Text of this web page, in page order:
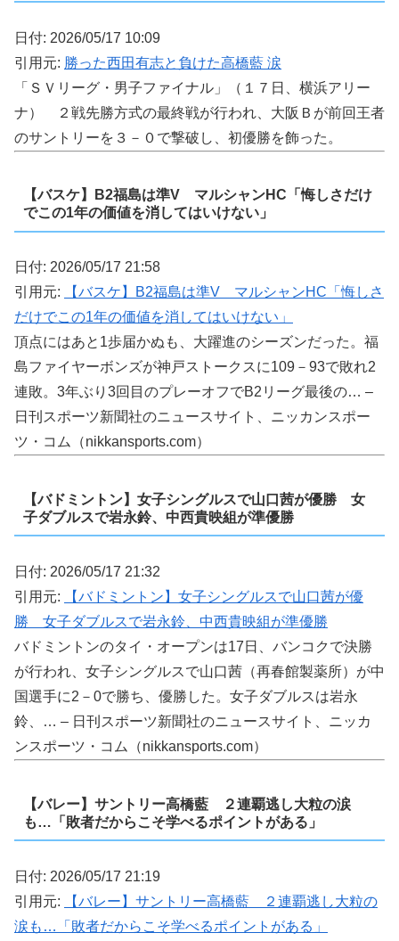
日付: 2026/05/17 10:09
引用元: 勝った西田有志と負けた高橋藍 涙
「ＳＶリーグ・男子ファイナル」（１７日、横浜アリー
ナ） ２戦先勝方式の最終戦が行われ、大阪Ｂが前回王者
のサントリーを３－０で撃破し、初優勝を飾った。
【バスケ】B2福島は準V マルシャンHC「悔しさだけ
でこの1年の価値を消してはいけない」
日付: 2026/05/17 21:58
引用元:
【バスケ】B2福島は準V マルシャンHC「悔しさ
だけでこの1年の価値を消してはいけない」
頂点にはあと1歩届かぬも、大躍進のシーズンだった。福
島ファイヤーボンズが神戸ストークスに109－93で敗れ2
連敗。3年ぶり3回目のプレーオフでB2リーグ最後の… –
日刊スポーツ新聞社のニュースサイト、ニッカンスポー
ツ・コム（nikkansports.com）
【バドミントン】女子シングルスで山口茜が優勝 女
子ダブルスで岩永鈴、中西貴映組が準優勝
日付: 2026/05/17 21:32
引用元:
【バドミントン】女子シングルスで山口茜が優
勝 女子ダブルスで岩永鈴、中西貴映組が準優勝
バドミントンのタイ・オープンは17日、バンコクで決勝
が行われ、女子シングルスで山口茜（再春館製薬所）が中
国選手に2－0で勝ち、優勝した。女子ダブルスは岩永
鈴、… – 日刊スポーツ新聞社のニュースサイト、ニッカ
ンスポーツ・コム（nikkansports.com）
【バレー】サントリー高橋藍 ２連覇逃し大粒の涙
も…「敗者だからこそ学べるポイントがある」
日付: 2026/05/17 21:19
引用元:
【バレー】サントリー高橋藍 ２連覇逃し大粒の
涙も…「敗者だからこそ学べるポイントがある」